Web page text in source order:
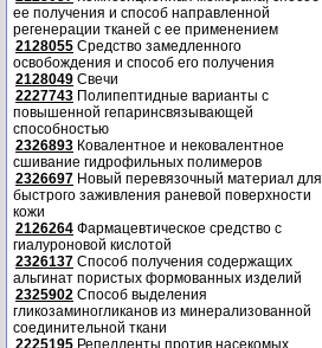
ее получения и способ направленной
регенерации тканей с ее применением
2128055 Средство замедленного
освобождения и способ его получения
2128049 Свечи
2227743 Полипептидные варианты с
повышенной гепаринсвязывающей
способностью
2326893 Ковалентное и нековалентное
сшивание гидрофильных полимеров
2326697 Новый перевязочный материал для
быстрого заживления раневой поверхности
кожи
2126264 Фармацевтическое средство с
гиалуроновой кислотой
2326137 Способ получения содержащих
альгинат пористых формованных изделий
2325902 Способ выделения
гликозаминогликанов из минерализованной
соединительной ткани
2225195 Репелленты против насекомых